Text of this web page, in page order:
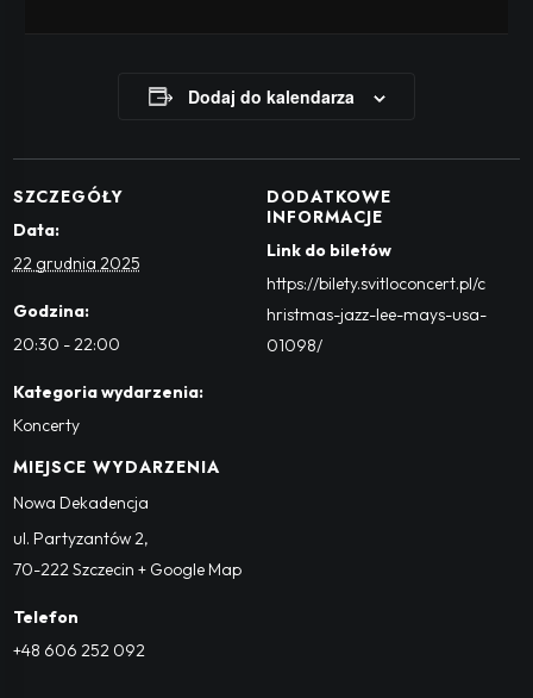
Dodaj do kalendarza
SZCZEGÓŁY
Data:
22 grudnia 2025
Godzina:
20:30 - 22:00
Kategoria wydarzenia:
Koncerty
MIEJSCE WYDARZENIA
Nowa Dekadencja
ul. Partyzantów 2,
70-222Szczecin + Google Map
Telefon
+48 606 252 092
DODATKOWE
INFORMACJE
Link do biletów
https://bilety.svitloconcert.pl/c
hristmas-jazz-lee-mays-usa-
01098/